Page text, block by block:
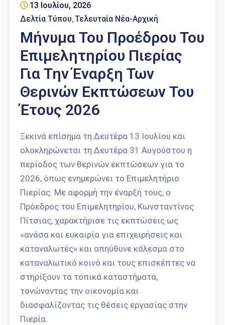
13 Ιουλίου, 2026
Δελτία Τύπου‚ Τελευταία Νέα-Αρχική
Μήνυμα Του Προέδρου Του
Επιμελητηρίου Πιερίας
Για Την Έναρξη Των
Θερινών Εκπτώσεων Του
Έτους 2026
Ξεκινά επίσημα τη Δευτέρα 13 Ιουλίου και
ολοκληρώνεται τη Δευτέρα 31 Αυγούστου η
περίοδος των θερινών εκπτώσεων για το
2026, όπως ενημερώνει το Επιμελητήριο
Πιερίας. Με αφορμή την έναρξή τους, ο
Πρόεδρος του Επιμελητηρίου, Κωνσταντίνος
Πίτσιας, χαρακτήρισε τις εκπτώσεις ως
«ανάσα και ευκαιρία για επιχειρήσεις και
καταναλωτές» και απηύθυνε κάλεσμα στο
καταναλωτικό κοινό και τους επισκέπτες να
στηρίξουν τα τοπικά καταστήματα,
τονώνοντας την οικονομία και
διασφαλίζοντας τις θέσεις εργασίας στην
Πιερία.